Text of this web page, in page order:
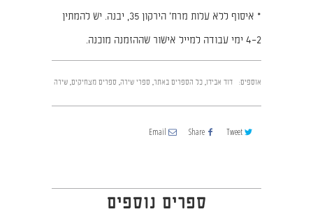
* איסוף ללא עלות מרח׳ הירקון 35, יבנה. יש להמתין
2–4 ימי עבודה למייל אישור שההזמנה מוכנה.
אוספים: דוד אבידן, כל הספרים באתר, ספרי שירה, ספרים מצחיקים, שירה
Tweet
Share
Email
ספרים נוספים